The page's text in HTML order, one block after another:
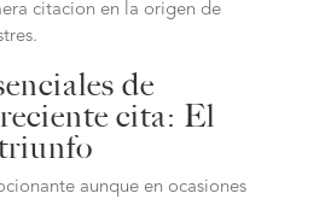
citacion en la origen de
de
cita: El
aunque en ocasiones